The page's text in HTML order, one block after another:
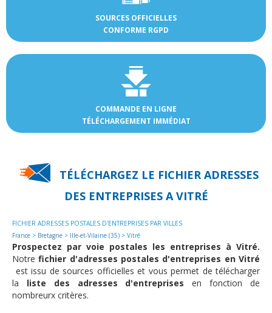
SOURCES OFFICIELLES
CONFORME RGPD
COMMANDE EN LIGNE
TÉLÉCHARGEMENT IMMÉDIAT
TÉLÉCHARGEZ LE FICHIER ADRESSES
DES ENTREPRISES A VITRÉ
FICHIER ADRESSES POSTALES D'ENTREPRISES PAR VILLES
France > Bretagne > Ille-et-Vilaine (35) > Vitré
Prospectez par voie postales les entreprises à Vitré.
Notrefichier d'adresses postales d'entreprises en Vitré
est issu de sources officielles et vous permet de télécharger
la liste des adresses d'entreprises en fonction de
nombreurx critères.